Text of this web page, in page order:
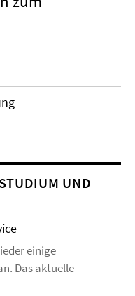
UND
einige
Das aktuelle